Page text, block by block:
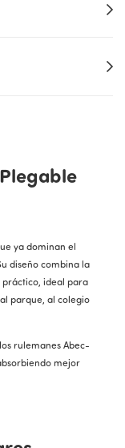
ya dominan el
diseño combina la
práctico, ideal para
parque, al colegio
rulemanes Abec-
mejor